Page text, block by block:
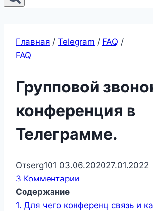
Главная / Telegram / FAQ /
FAQ
Групповой
конференция в
Телеграмме.
Отserg101 03.06.202027.01.2022
3 Комментарии
Содержание
1. Для чего конференц связь и